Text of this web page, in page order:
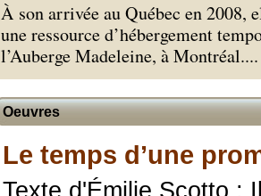
À son arrivée au Québec en 2008,
une ressource d’hébergement
l’Auberge Madeleine, à Montréal....
Oeuvres
Le temps d’une
Texte d'Émilie Scotto ;